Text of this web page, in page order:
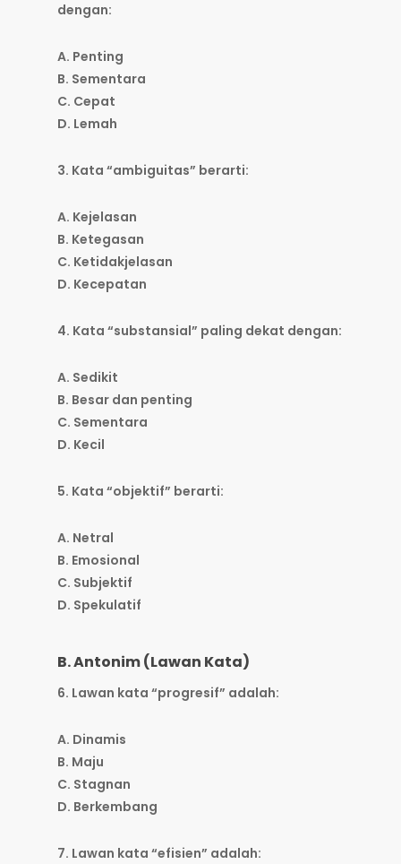
dengan:
A. Penting
B. Sementara
C. Cepat
D. Lemah
3. Kata “ambiguitas” berarti:
A. Kejelasan
B. Ketegasan
C. Ketidakjelasan
D. Kecepatan
4. Kata “substansial” paling dekat dengan:
A. Sedikit
B. Besar dan penting
C. Sementara
D. Kecil
5. Kata “objektif” berarti:
A. Netral
B. Emosional
C. Subjektif
D. Spekulatif
B. Antonim (Lawan Kata)
6. Lawan kata “progresif” adalah:
A. Dinamis
B. Maju
C. Stagnan
D. Berkembang
7. Lawan kata “efisien” adalah: